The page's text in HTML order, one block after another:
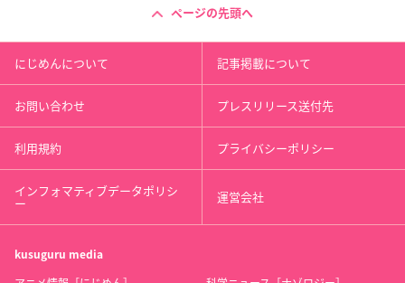
ページの先頭へ
にじめんについて 記事掲載について
お問い合わせ プレスリリース送付先
利用規約 プライバシーポリシー
インフォマティブデータポリシ
ー 運営会社
kusuguru media